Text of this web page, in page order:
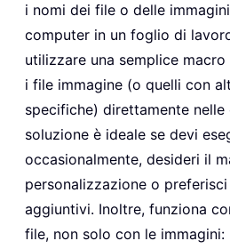
i nomi dei file o delle
computer in un foglio di
utilizzare una semplice
i file immagine (o quelli con
specifiche) direttamente nelle
soluzione è ideale se devi
occasionalmente, desideri il
personalizzazione o
aggiuntivi. Inoltre, funziona
file, non solo con le